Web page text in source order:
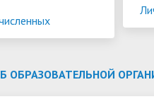
ОБРАЗОВАТЕЛЬНОЙ